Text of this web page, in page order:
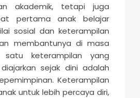
akademik, tetapi juga
pertama anak belajar
sosial dan keterampilan
membantunya di masa
satu keterampilan yang
sejak dini adalah
Keterampilan
untuk lebih percaya diri,